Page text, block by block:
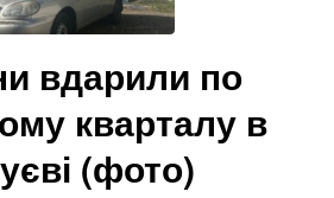
вдарили по
кварталу в
(фото)